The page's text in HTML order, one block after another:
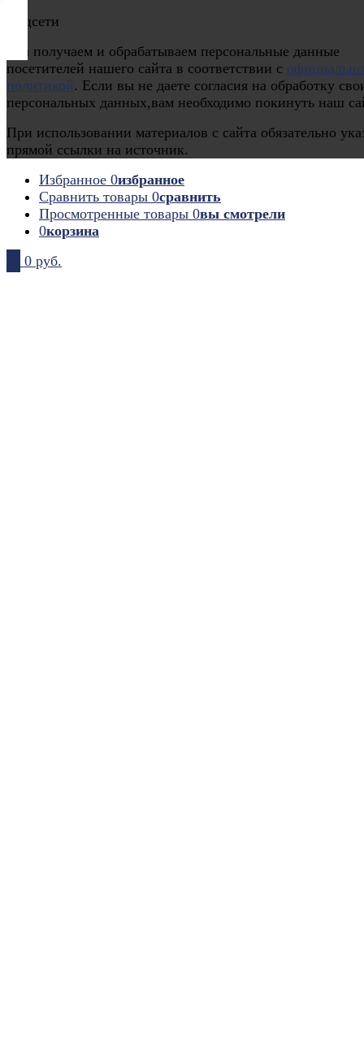
Соцсети
Мы получаем и обрабатываем персональные данные
посетителей нашего сайта в соответствии с
политикой. Если вы не даете согласия на обработку
персональных данных,вам необходимо покинуть наш
При использовании материалов с сайта обязательно
прямой ссылки на источник.
Избранное 0избранное
Сравнить товары 0сравнить
Просмотренные товары 0вы смотрели
0корзина
0 руб.